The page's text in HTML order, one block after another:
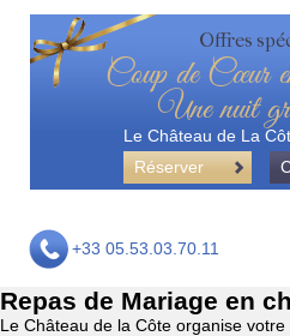
Offres
Coup de Cœur
Une nuit
Le Château de La
Réserver
+33 05.53.03.70.11
Repas de Mariage en
Le Château de la Côte organise votre